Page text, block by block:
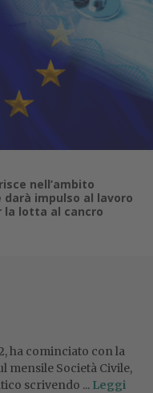
nell’ambito
darà impulso al lavoro
la lotta al cancro
ha cominciato con la
mensile Società Civile,
scrivendo ... Leggi